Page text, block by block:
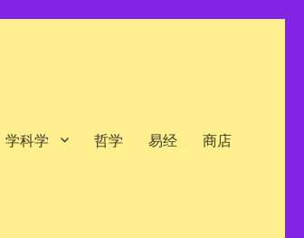
学科学 哲学 易经 商店